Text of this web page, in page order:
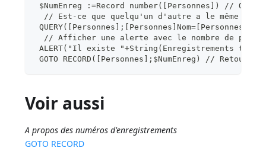
$NumEnreg :=Record number([Personnes]) //
// Est-ce que quelqu'un d'autre a le même nom
// Afficher une alerte avec le nombre de
ALERT("Il existe "+String(Enregistrements
GOTO RECORD([Personnes];$NumEnreg) //
Voir aussi
A propos des numéros d'enregistrements
GOTO RECORD